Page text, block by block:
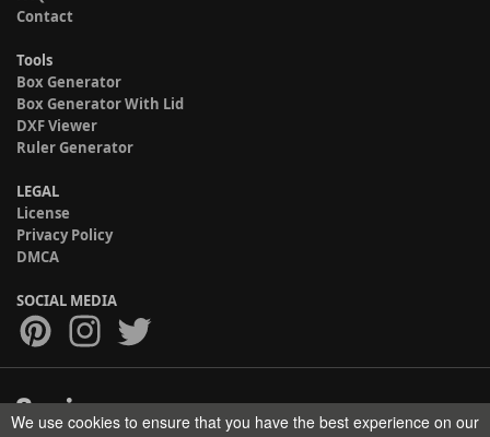
Contact
Tools
Box Generator
Box Generator With Lid
DXF Viewer
Ruler Generator
LEGAL
License
Privacy Policy
DMCA
SOCIAL MEDIA
We use cookies to ensure that you have the best experience on our